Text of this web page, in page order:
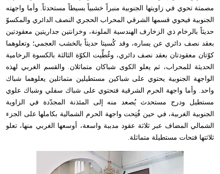
مصمتة تحوي في زاويتها الجنوبية منبراً خشبياً بسيطاً مستحدثاً. وأما واجهته
الجنوبية فيحوي قسمها الشرقي المحراب الحجري النصف الدائري والمكسوّ
حديثاً بالرخام ذي الزخارف الهندسية الملونة، وخزانتين جداريتين معقودتين
بعقد نصف دائري عن يساره، وقد كُسيتا حديثاً بالخشب العجمي؛ وتعلوهما
كوّتان معقودتان بعقد نصف دائري، وغُطِّيت الكوّة الثالثة بالكسوة الرخامية
الحديثة للمحراب، ثم يعلو الكوى شباكان متماثلان. والقسم الغربي لهذه
الواجهة الجنوبية يحتوي على شباكين مستطيلين متماثلين يعلوهما شباك
واحد. وأما واجهة الحرم الشرقية فتحتوي على شباك سفلي وشباك علوي
مستطيل ودرج مستحدث يُصعد منه إلى المئذنة المجدّدة في الزاوية
الجنوبية الغربية، في حين فُتِحت واجهة الحرم الشمالية بكاملها على الجزء
الشمالي المضاف عبر ثلاثة عقود مدببة واسعة، أوسعها الغربي منها، تعلو
ثلاثتها فتحات مستطيلة متماثلة.